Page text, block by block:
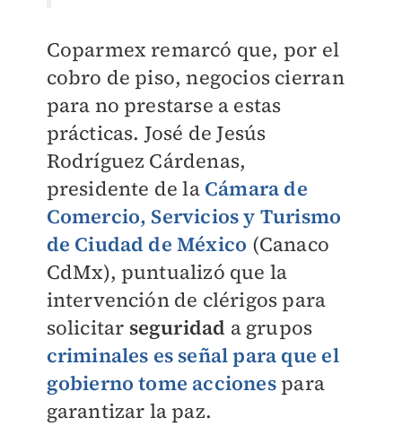
Coparmex remarcó que, por el
cobro de piso, negocios cierran
para no prestarse a estas
prácticas. José de Jesús
Rodríguez Cárdenas,
presidente de la Cámara de
Comercio, Servicios y Turismo
de Ciudad de México (Canaco
CdMx), puntualizó que la
intervención de clérigos para
solicitar seguridad a grupos
criminales es señal para que el
gobierno tome accionespara
garantizar la paz.